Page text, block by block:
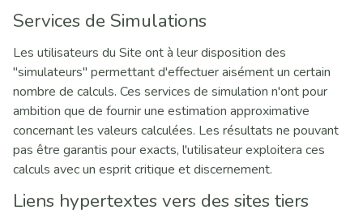
Services de Simulations
Les utilisateurs du Site ont à leur disposition des
"simulateurs" permettant d'effectuer aisément un certain
nombre de calculs. Ces services de simulation n'ont pour
ambition que de fournir une estimation approximative
concernant les valeurs calculées. Les résultats ne pouvant
pas être garantis pour exacts, l'utilisateur exploitera ces
calculs avec un esprit critique et discernement.
Liens hypertextes vers des sites tiers